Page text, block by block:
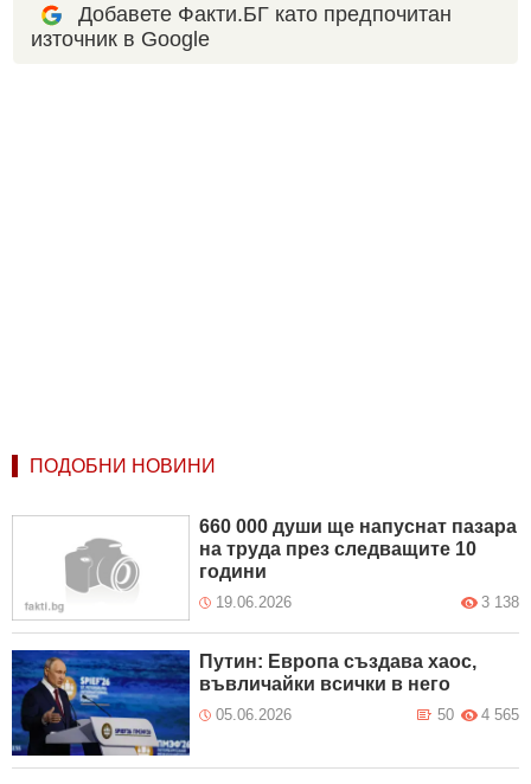
Добавете Факти.БГ като предпочитан
източник в Google
ПОДОБНИ НОВИНИ
660 000 души ще напуснат пазара
на труда през следващите 10
години
19.06.2026 3 138
Путин: Европа създава хаос,
въвличайки всички в него
05.06.2026 4 565
50